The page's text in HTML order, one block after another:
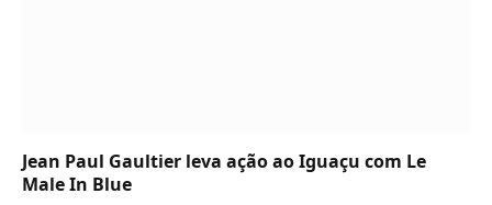
Jean Paul Gaultier leva ação ao Iguaçu com Le
Male In Blue